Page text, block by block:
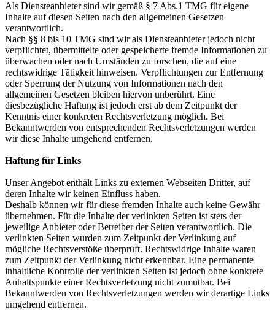
Als Diensteanbieter sind wir gemäß § 7 Abs.1 TMG für eigene
Inhalte auf diesen Seiten nach den allgemeinen Gesetzen
verantwortlich.
Nach §§ 8 bis 10 TMG sind wir als Diensteanbieter jedoch nicht
verpflichtet, übermittelte oder gespeicherte fremde Informationen zu
überwachen oder nach Umständen zu forschen, die auf eine
rechtswidrige Tätigkeit hinweisen. Verpflichtungen zur Entfernung
oder Sperrung der Nutzung von Informationen nach den
allgemeinen Gesetzen bleiben hiervon unberührt. Eine
diesbezügliche Haftung ist jedoch erst ab dem Zeitpunkt der
Kenntnis einer konkreten Rechtsverletzung möglich. Bei
Bekanntwerden von entsprechenden Rechtsverletzungen werden
wir diese Inhalte umgehend entfernen.
Haftung für Links
Unser Angebot enthält Links zu externen Webseiten Dritter, auf
deren Inhalte wir keinen Einfluss haben.
Deshalb können wir für diese fremden Inhalte auch keine Gewähr
übernehmen. Für die Inhalte der verlinkten Seiten ist stets der
jeweilige Anbieter oder Betreiber der Seiten verantwortlich. Die
verlinkten Seiten wurden zum Zeitpunkt der Verlinkung auf
mögliche Rechtsverstöße überprüft. Rechtswidrige Inhalte waren
zum Zeitpunkt der Verlinkung nicht erkennbar. Eine permanente
inhaltliche Kontrolle der verlinkten Seiten ist jedoch ohne konkrete
Anhaltspunkte einer Rechtsverletzung nicht zumutbar. Bei
Bekanntwerden von Rechtsverletzungen werden wir derartige Links
umgehend entfernen.